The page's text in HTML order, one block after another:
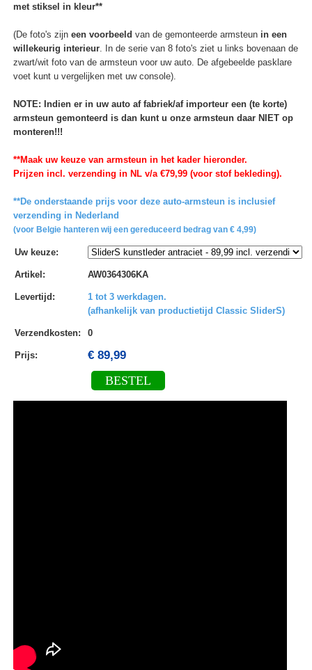
met stiksel in kleur**
(De foto's zijn een voorbeeld van de gemonteerde armsteun in een
willekeurig interieur. In de serie van 8 foto's ziet u links bovenaan de
zwart/wit foto van de armsteun voor uw auto. De afgebeelde pasklare
voet kunt u vergelijken met uw console).
NOTE: Indien er in uw auto af fabriek/af importeur een (te korte)
armsteun gemonteerd is dan kunt u onze armsteun daar NIET op
monteren!!!
**Maak uw keuze van armsteun in het kader hieronder.
Prijzen incl. verzending in NL v/a €79,99 (voor stof bekleding).
**De onderstaande prijs voor deze auto-armsteun is inclusief
verzending in Nederland
(voor Belgie hanteren wij een gereduceerd bedrag van € 4,99)
Uw keuze:
Artikel : AW0364306KA
Levertijd :
1 tot 3 werkdagen.
(afhankelijk van productietijd Classic SliderS)
Verzendkosten: 0
Prijs: € 89,99
BESTEL